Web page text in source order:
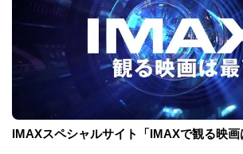
IMAXスペシャルサイト「IMAXで観る映画